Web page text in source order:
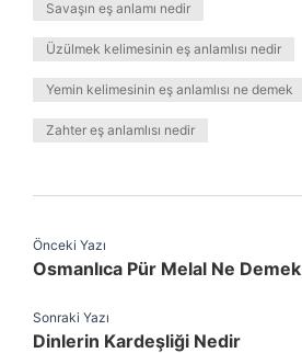
Savaşın eş anlamı nedir
Üzülmek kelimesinin eş anlamlısı nedir
Yemin kelimesinin eş anlamlısı ne demek
Zahter eş anlamlısı nedir
Önceki Yazı
Osmanlıca Pür Melal Ne Demek
Sonraki Yazı
Dinlerin Kardeşliği Nedir